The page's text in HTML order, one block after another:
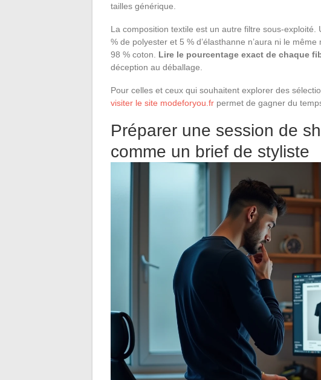
tailles générique.
La composition textile est un autre filtre sous-
% de polyester et 5 % d’élasthanne n’aura ni le
98 % coton. Lire le pourcentage exact de chaque
déception au déballage.
Pour celles et ceux qui souhaitent explorer des
visiter le site modeforyou.fr permet de gagner du
Préparer une session de
comme un brief de styliste